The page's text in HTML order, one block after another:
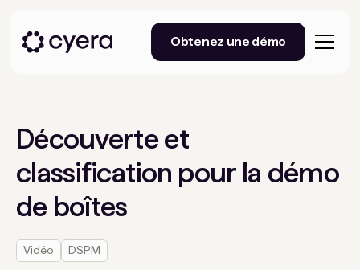
Obtenez une démo
Découverte et
classification pour la démo
de boîtes
Vidéo DSPM